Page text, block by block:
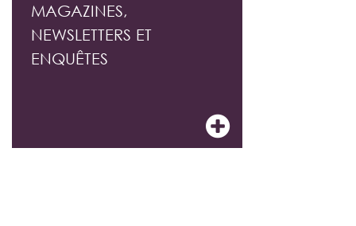
MAGAZINES,
NEWSLETTERS ET
ENQUÊTES